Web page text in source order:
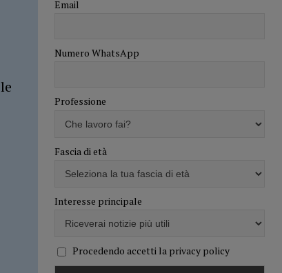
Email
Numero WhatsApp
Professione
Fascia di età
Interesse principale
Procedendo accetti la privacy policy